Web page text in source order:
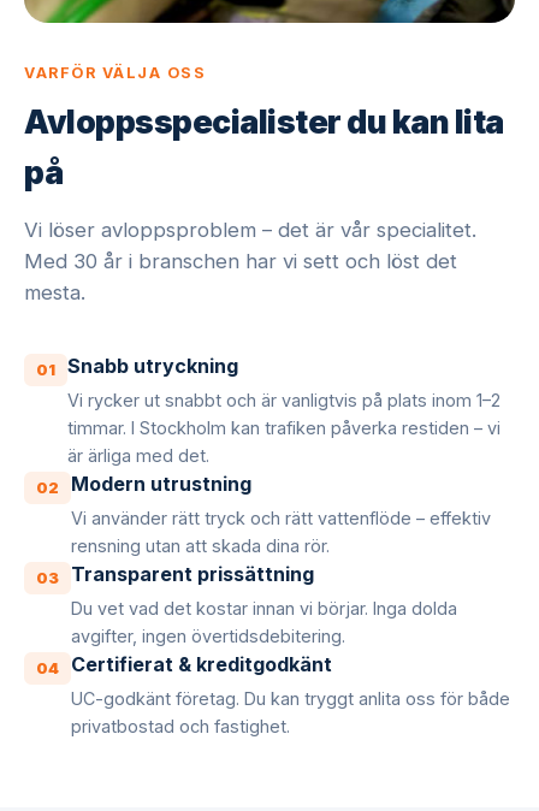
VARFÖR VÄLJA OSS
Avloppsspecialister du kan lita
på
Vi löser avloppsproblem – det är vår specialitet.
Med 30 år i branschen har vi sett och löst det
mesta.
01 Snabb utryckning
Vi rycker ut snabbt och är vanligtvis på plats inom 1–2
timmar. I Stockholm kan trafiken påverka restiden – vi
är ärliga med det.
02 Modern utrustning
Vi använder rätt tryck och rätt vattenflöde – effektiv
rensning utan att skada dina rör.
03 Transparent prissättning
Du vet vad det kostar innan vi börjar. Inga dolda
avgifter, ingen övertidsdebitering.
04 Certifierat & kreditgodkänt
UC-godkänt företag. Du kan tryggt anlita oss för både
privatbostad och fastighet.